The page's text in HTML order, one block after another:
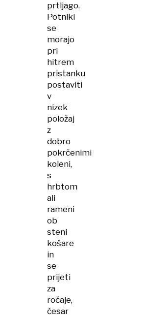
prtljago.
Potniki
se
morajo
pri
hitrem
pristanku
postaviti
v
nizek
položaj
z
dobro
pokrčenimi
koleni,
s
hrbtom
ali
rameni
ob
steni
košare
in
se
prijeti
za
ročaje,
česar